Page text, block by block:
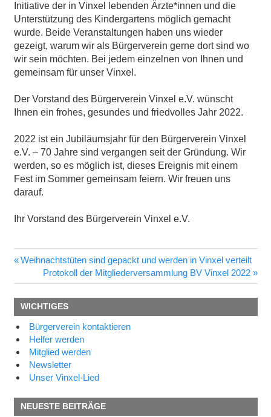
Initiative der in Vinxel lebenden Ärzte*innen und die
Unterstützung des Kindergartens möglich gemacht
wurde. Beide Veranstaltungen haben uns wieder
gezeigt, warum wir als Bürgerverein gerne dort sind wo
wir sein möchten. Bei jedem einzelnen von Ihnen und
gemeinsam für unser Vinxel.
Der Vorstand des Bürgerverein Vinxel e.V. wünscht
Ihnen ein frohes, gesundes und friedvolles Jahr 2022.
2022 ist ein Jubiläumsjahr für den Bürgerverein Vinxel
e.V. – 70 Jahre sind vergangen seit der Gründung. Wir
werden, so es möglich ist, dieses Ereignis mit einem
Fest im Sommer gemeinsam feiern. Wir freuen uns
darauf.
Ihr Vorstand des Bürgerverein Vinxel e.V.
Beitragsnavigation
Vorheriger
Beitrag:
Weihnachtstüten sind gepackt und werden in Vinxel verteilt
Nächster
Beitrag:
Protokoll der Mitgliederversammlung BV Vinxel 2022
WICHTIGES
Bürgerverein kontaktieren
Helfer werden
Mitglied werden
Newsletter
Unser Vinxel-Lied
NEUESTE BEITRÄGE